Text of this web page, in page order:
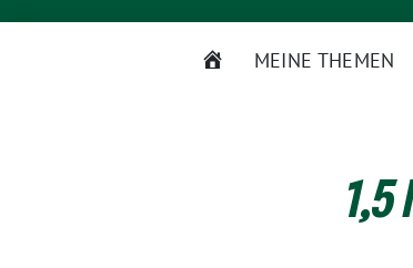
STARTSEITE
MEINE THEMEN